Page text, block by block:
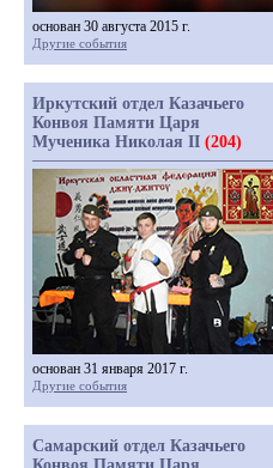
основан 30 августа 2015 г.
Другие события
Иркутский отдел Казачьего
Конвоя Памяти Царя
Мученика Николая II (204)
основан 31 января 2017 г.
Другие события
Самарский отдел Казачьего